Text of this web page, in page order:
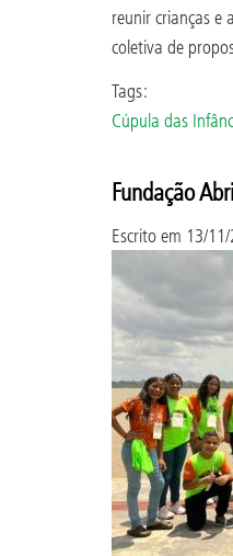
reunir crianças e
coletiva de
Tags:
Cúpula das
Fundação
Escrito em 13/